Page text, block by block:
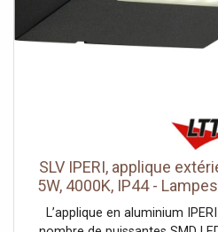
h, Indice de résistance aux
chocs: 0.35 joule, Tension
~50/60Hz, Courant /
LXXBXX:
SLV IPERI, applique
5W, 4000K, IP44 -
de plafond
L’applique en aluminium